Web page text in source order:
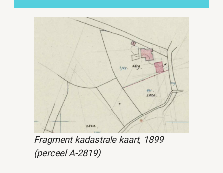
Fragment kadastrale kaart, 1899
(perceel A-2819)